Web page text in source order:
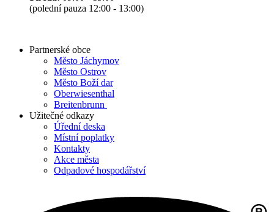
(polední pauza 12:00 - 13:00)
Partnerské obce
Město Jáchymov
Město Ostrov
Město Boží dar
Oberwiesenthal
Breitenbrunn
Užitečné odkazy
Úřední deska
Místní poplatky
Kontakty
Akce města
Odpadové hospodářství